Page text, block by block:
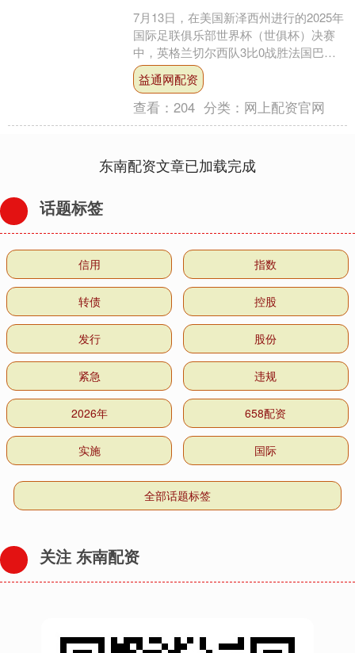
7月13日，在美国新泽西州进行的2025年
国际足联俱乐部世界杯（世俱杯）决赛
中，英格兰切尔西队3比0战胜法国巴黎
圣日耳曼队，夺得冠军。赛后颁奖仪
式，美国总统特朗....
益通网配资
查看：204 分类： 网上配资官网
东南配资文章已加载完成
话题标签
信用 指数
转债 控股
发行 股份
紧急 违规
2026年 658配资
实施 国际
全部话题标签
关注 东南配资